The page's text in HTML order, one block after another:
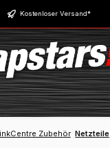
Kostenloser Versand*
Zubehör Netzteile